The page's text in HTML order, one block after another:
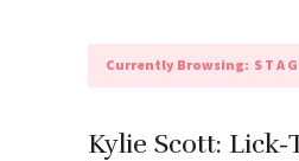
Currently Browsing:
Kylie Scott: Lick-